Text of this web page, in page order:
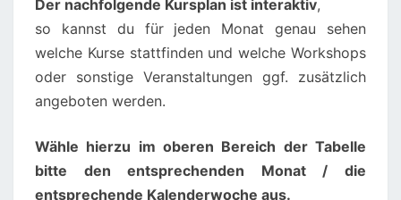
Der nachfolgende Kursplan ist interaktiv,
so kannst du für jeden Monat genau sehen
welche Kurse stattfinden und welche Workshops
oder sonstige Veranstaltungen ggf. zusätzlich
angeboten werden.
Wähle hierzu im oberen Bereich der Tabelle
bitte den entsprechenden Monat / die
entsprechende Kalenderwoche aus.
02:00
03:00
04:00